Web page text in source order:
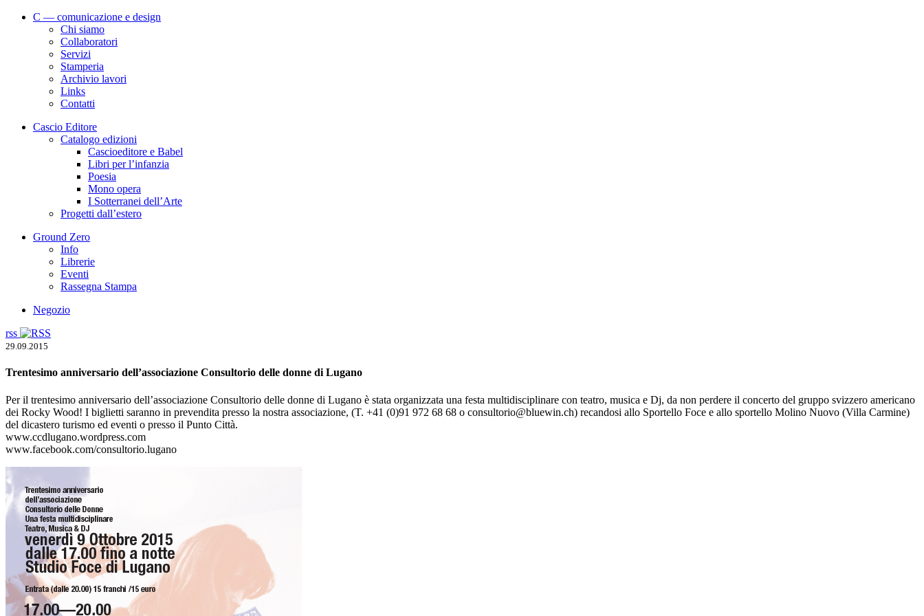
C — comunicazione e design
Chi siamo
Collaboratori
Servizi
Stamperia
Archivio lavori
Links
Contatti
Cascio Editore
Catalogo edizioni
Cascioeditore e Babel
Libri per l’infanzia
Poesia
Mono opera
I Sotterranei dell’Arte
Progetti dall’estero
Ground Zero
Info
Librerie
Eventi
Rassegna Stampa
Negozio
rss
29.09.2015
Trentesimo anniversario dell’associazione Consultorio delle donne di Lugano
Per il trentesimo anniversario dell’associazione Consultorio delle donne di Lugano è stata organizzata una festa multidisciplinare con teatro, musica e Dj, da non perdere il concerto del gruppo svizzero americano
dei Rocky Wood! I biglietti saranno in prevendita presso la nostra associazione, (T. +41 (0)91 972 68 68 o consultorio@bluewin.ch) recandosi allo Sportello Foce e allo sportello Molino Nuovo (Villa Carmine)
del dicastero turismo ed eventi o presso il Punto Città.
www.ccdlugano.wordpress.com
www.facebook.com/consultorio.lugano